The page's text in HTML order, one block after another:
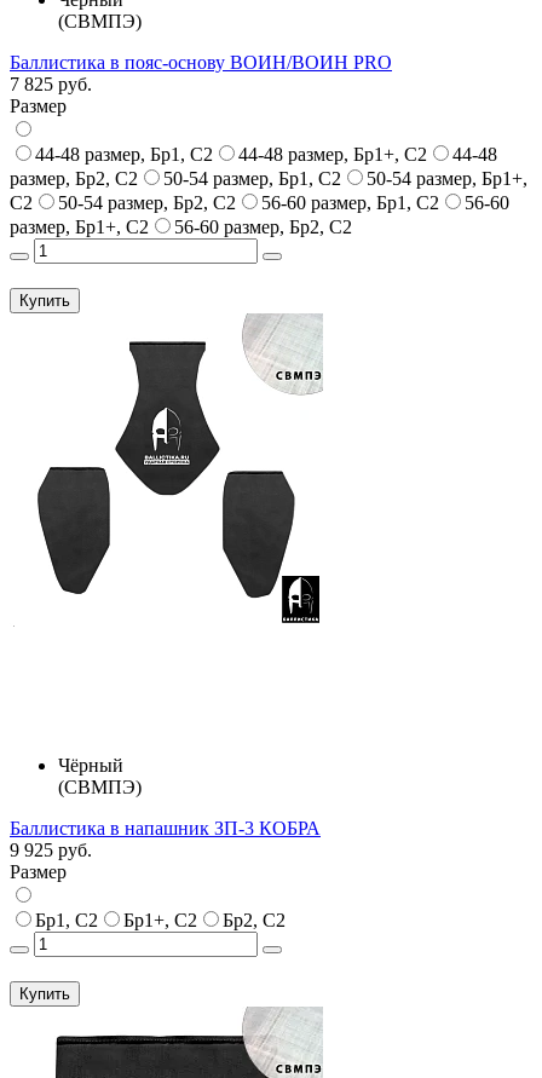
(СВМПЭ)
Баллистика в пояс-основу ВОИН/ВОИН PRO
7 825 руб.
Размер
44-48 размер, Бр1, С2 44-48 размер, Бр1+, С2
44-48
размер, Бр2, С2
50-54 размер, Бр1, С2
50-54 размер, Бр1+,
С2
50-54 размер, Бр2, С2 56-60 размер, Бр1, С2
56-60
размер, Бр1+, С2
56-60 размер, Бр2, С2
Купить
Чёрный
(СВМПЭ)
Баллистика в напашник ЗП-3 КОБРА
9 925 руб.
Размер
Бр1, С2 Бр1+, С2 Бр2, С2
Купить